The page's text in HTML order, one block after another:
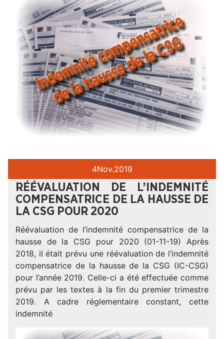
4Nov.2019
RÉÉVALUATION DE L’INDEMNITÉ
COMPENSATRICE DE LA HAUSSE DE
LA CSG POUR 2020
Réévaluation de l’indemnité compensatrice de la
hausse de la CSG pour 2020 (01-11-19) Après
2018, il était prévu une réévaluation de l’indemnité
compensatrice de la hausse de la CSG (IC-CSG)
pour l’année 2019. Celle-ci a été effectuée comme
prévu par les textes à la fin du premier trimestre
2019. A cadre réglementaire constant, cette
indemnité